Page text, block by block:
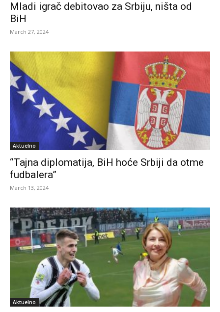
Mladi igrač debitovao za Srbiju, ništa od
BiH
March 27, 2024
Aktuelno
“Tajna diplomatija, BiH hoće Srbiji da otme
fudbalera”
March 13, 2024
Aktuelno